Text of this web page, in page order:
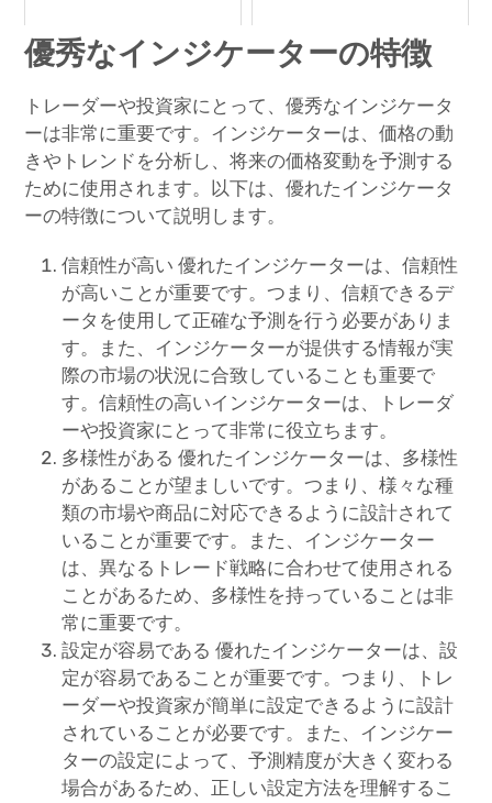
優秀なインジケーターの特徴
トレーダーや投資家にとって、優秀なインジケータ
ーは非常に重要です。インジケーターは、価格の動
きやトレンドを分析し、将来の価格変動を予測する
ために使用されます。以下は、優れたインジケータ
ーの特徴について説明します。
信頼性が高い 優れたインジケーターは、信頼性
が高いことが重要です。つまり、信頼できるデ
ータを使用して正確な予測を行う必要がありま
す。また、インジケーターが提供する情報が実
際の市場の状況に合致していることも重要で
す。信頼性の高いインジケーターは、トレーダ
ーや投資家にとって非常に役立ちます。
多様性がある 優れたインジケーターは、多様性
があることが望ましいです。つまり、様々な種
類の市場や商品に対応できるように設計されて
いることが重要です。また、インジケーター
は、異なるトレード戦略に合わせて使用される
ことがあるため、多様性を持っていることは非
常に重要です。
設定が容易である 優れたインジケーターは、設
定が容易であることが重要です。つまり、トレ
ーダーや投資家が簡単に設定できるように設計
されていることが必要です。また、インジケー
ターの設定によって、予測精度が大きく変わる
場合があるため、正しい設定方法を理解するこ